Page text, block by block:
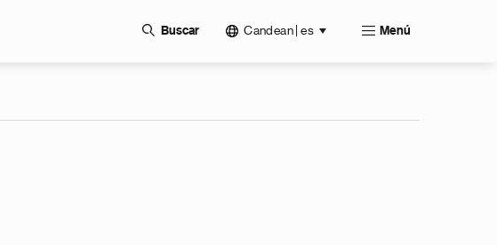
Buscar Candean | es Menú